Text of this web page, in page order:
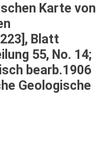
Karte von
Blatt
55, No. 14;
bearb.1906
Geologische